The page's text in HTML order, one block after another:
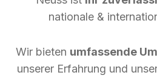
nationale &
Wir bieten umfassende
unserer Erfahrung und